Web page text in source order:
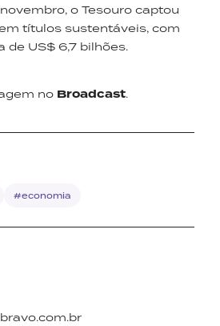
o Tesouro captou
títulos sustentáveis, com
de US$ 6,7 bilhões.
no Broadcast.
#economia